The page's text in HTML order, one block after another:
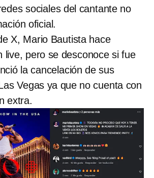
sociales del cantante no
oficial.
X, Mario Bautista hace
live, pero se desconoce si fue
la cancelación de sus
Vegas ya que no cuenta con
extra.